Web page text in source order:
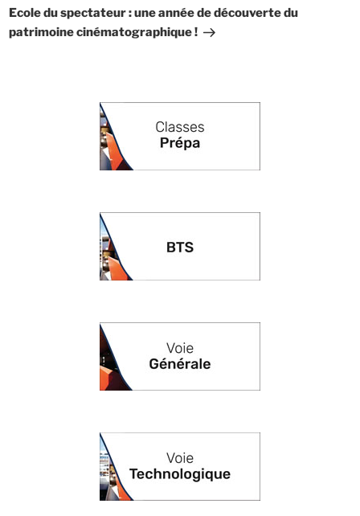
suivant
Ecole du spectateur : une année de découverte du
patrimoine cinématographique !